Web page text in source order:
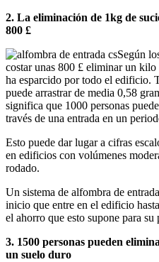
2. La eliminación de 1kg de
800 £
Según
costar unas 800 £ eliminar un kilo
ha esparcido por todo el edificio.
puede arrastrar de media 0,58
significa que 1000 personas
través de una entrada en un
Esto puede dar lugar a cifras
en edificios con volúmenes
rodado.
Un sistema de alfombra de
inicio que entre en el edificio
el ahorro que esto supone para su
3. 1500 personas pueden
un suelo duro